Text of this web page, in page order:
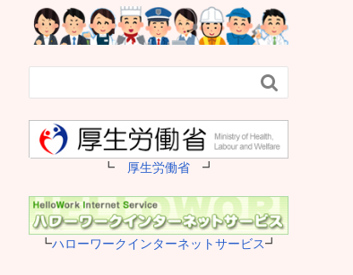

┗ 厚生労働省 ┛
┗ハローワークインターネットサービス┛